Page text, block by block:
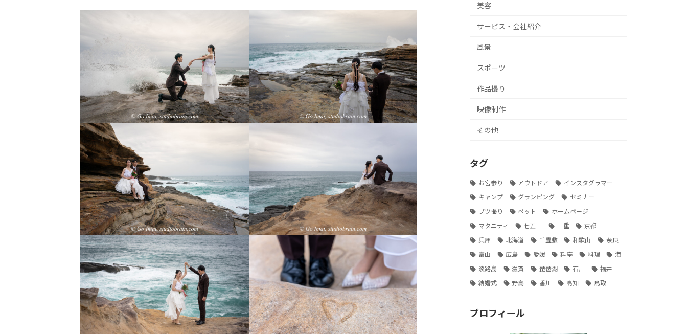
美容
サービス・会社紹介
風景
スポーツ
作品撮り
映像制作
その他
タグ
お宮参り アウトドア
インスタグラマー
キャンプ
グランピング
セミナー
ブツ撮り
ペット
ホームページ
マタニティ
七五三 三重
京都
兵庫
北海道 千畳敷 和歌山
奈良
富山
広島 愛媛 料亭 料理
海
淡路島
滋賀 琵琶湖 石川
福井
結婚式
野鳥 香川 高知 鳥取
プロフィール